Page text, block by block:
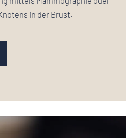
in der Brust.